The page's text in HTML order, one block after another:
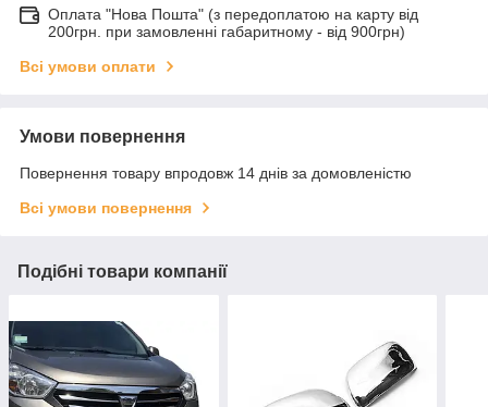
Оплата "Нова Пошта" (з передоплатою на карту від
200грн. при замовленні габаритному - від 900грн)
Всі умови оплати
Умови повернення
Повернення товару впродовж 14 днів за домовленістю
Всі умови повернення
Подібні товари компанії